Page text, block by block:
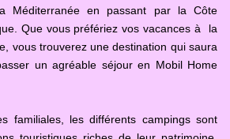
Méditerranée en passant par la Côte
Que vous préfériez vos vacances à la
vous trouverez une destination qui saura
un agréable séjour en Mobil Home
familiales, les différents campings sont